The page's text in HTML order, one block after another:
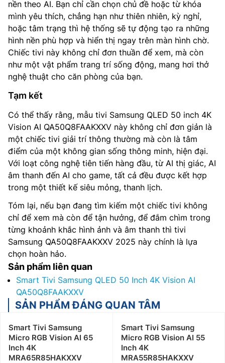
nền theo AI. Bạn chỉ cần chọn chủ đề hoặc từ khóa
mình yêu thích, chẳng hạn như thiên nhiên, kỳ nghỉ,
hoặc tâm trạng thì hệ thống sẽ tự động tạo ra những
hình nền phù hợp và hiển thị ngay trên màn hình chờ.
Chiếc tivi này không chỉ đơn thuần để xem, mà còn
như một vật phẩm trang trí sống động, mang hơi thở
nghệ thuật cho căn phòng của bạn.
Tạm kết
Có thể thấy rằng, mẫu tivi Samsung QLED 50 inch 4K
Vision AI QA50Q8FAAKXXV này không chỉ đơn giản là
một chiếc tivi giải trí thông thường mà còn là tâm
điểm của một không gian sống thông minh, hiện đại.
Với loạt công nghệ tiên tiến hàng đầu, từ AI thị giác, AI
âm thanh đến AI cho game, tất cả đều được kết hợp
trong một thiết kế siêu mỏng, thanh lịch.
Tóm lại, nếu bạn đang tìm kiếm một chiếc tivi không
chỉ để xem mà còn để tận hưởng, để đắm chìm trong
từng khoảnh khắc hình ảnh và âm thanh thì tivi
Samsung QA50Q8FAAKXXV 2025 này chính là lựa
chọn hoàn hảo.
Sản phẩm liên quan
Smart Tivi Samsung QLED 50 Inch 4K Vision AI
QA50Q8FAAKXXV
SẢN PHẨM ĐÁNG QUAN TÂM
Smart Tivi Samsung
Micro RGB Vision AI 65
Inch 4K
MRA65R85HAKXXV
Smart Tivi Samsung
Micro RGB Vision AI 55
Inch 4K
MRA55R85HAKXXV